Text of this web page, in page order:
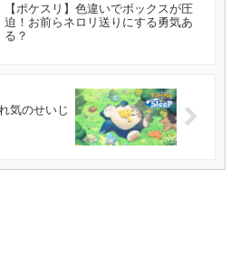
【ポケスリ】色違いでボックスが圧
迫！お前らネロリ送りにする勇気あ
る？
気のせいじ